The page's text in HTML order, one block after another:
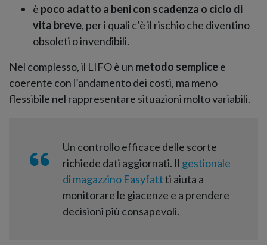
è poco adatto a beni con scadenza o ciclo di
vita breve, per i quali c’è il rischio che diventino
obsoleti o invendibili.
Nel complesso, il LIFO è un metodo semplicee
coerente con l’andamento dei costi, ma meno
flessibile nel rappresentare situazioni molto variabili.
Un controllo efficace delle scorte
richiede dati aggiornati. Il gestionale
di magazzino Easyfattti aiuta a
monitorare le giacenze e a prendere
decisioni più consapevoli.